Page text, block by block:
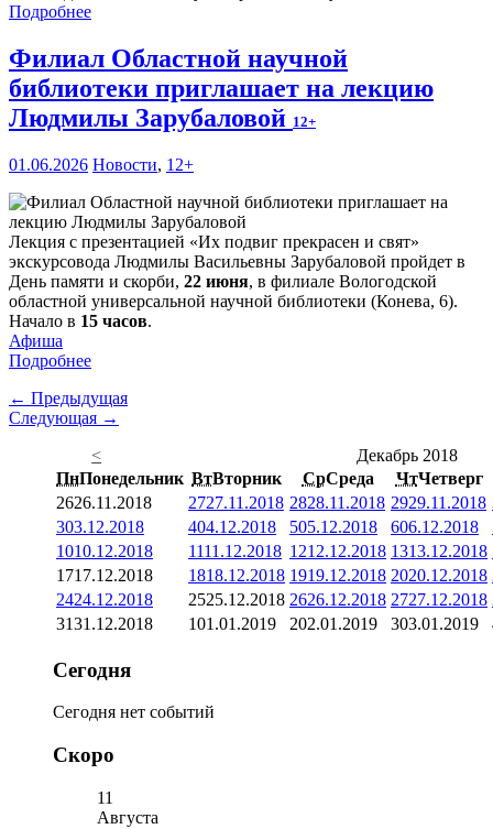
Подробнее
Филиал Областной научной
библиотеки приглашает на лекцию
Людмилы Зарубаловой 12+
01.06.2026 Новости, 12+
Лекция с презентацией «Их подвиг прекрасен и свят»
экскурсовода Людмилы Васильевны Зарубаловой пройдет в
День памяти и скорби, 22 июня, в филиале Вологодской
областной универсальной научной библиотеки (Конева, 6).
Начало в 15 часов.
Афиша
Подробнее
← Предыдущая
Следующая →
<
Декабрь 2018
ПнПонедельник ВтВторник СрСреда ЧтЧетверг
2626.11.2018 2727.11.2018 2828.11.2018 2929.11.2018
303.12.2018 404.12.2018 505.12.2018 606.12.2018
1010.12.2018 1111.12.2018 1212.12.2018 1313.12.2018
1717.12.2018 1818.12.2018 1919.12.2018 2020.12.2018
2424.12.2018 2525.12.2018 2626.12.2018 2727.12.2018
3131.12.2018 101.01.2019 202.01.2019 303.01.2019
Сегодня
Сегодня нет событий
Скоро
11
Августа